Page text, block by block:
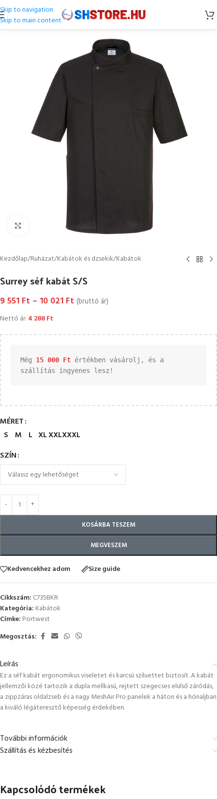
Skip to navigation
Skip to main content
Kattintson a nagyításhoz
Kezdőlap/Ruházat/Kabátok és dzsekik/Kabátok
Surrey séf kabát S/S
9 551 Ft – 10 021 Ft (bruttó ár)
Nettó ár: 4 288Ft
Még 15 000 Ft értékben vásárolj, és a
szállítás ingyenes lesz!
MÉRET
S M L XLXXLXXXL
SZÍN
KOSÁRBA TESZEM
MEGVESZEM
Kedvencekhez adom Size guide
Cikkszám: C735BKR
Kategória: Kabátok
Címke: Portwest
Megosztás:
Leírás
Ez a séf kabát ergonomikus viseletet és karcsú sziluettet biztosít. A kabát
jellemzői közé tartozik a dupla mellkasú, rejtett szegecses elülső záródás,
a zippzáras oldalzseb és a nagy MeshAir Pro panelek a háton és a hónaljban
a kiváló légáteresztő képesség érdekében.
További információk
Szállítás és kézbesítés
Kapcsolódó termékek